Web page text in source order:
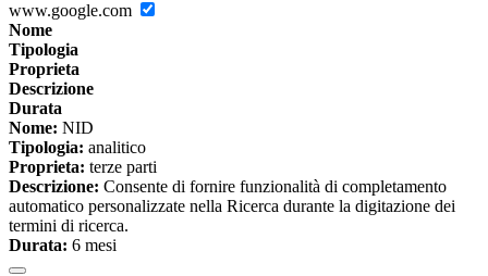
www.google.com
Nome
Tipologia
Proprieta
Descrizione
Durata
Nome: NID
Tipologia: analitico
Proprieta: terze parti
Descrizione: Consente di fornire funzionalità di completamento
automatico personalizzate nella Ricerca durante la digitazione dei
termini di ricerca.
Durata: 6 mesi